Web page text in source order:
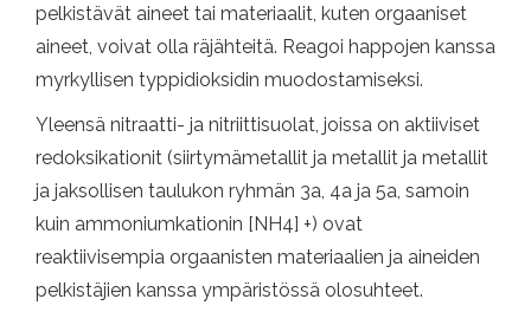
pelkistävät aineet tai materiaalit, kuten orgaaniset
aineet, voivat olla räjähteitä. Reagoi happojen kanssa
myrkyllisen typpidioksidin muodostamiseksi.
Yleensä nitraatti- ja nitriittisuolat, joissa on aktiiviset
redoksikationit (siirtymämetallit ja metallit ja metallit
ja jaksollisen taulukon ryhmän 3a, 4a ja 5a, samoin
kuin ammoniumkationin [NH4] +) ovat
reaktiivisempia orgaanisten materiaalien ja aineiden
pelkistäjien kanssa ympäristössä olosuhteet.